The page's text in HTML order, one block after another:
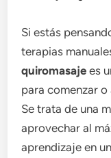
Si estás
terapias
quiromasaje es
para comenzar
Se trata de una
aprovechar al
aprendizaje en